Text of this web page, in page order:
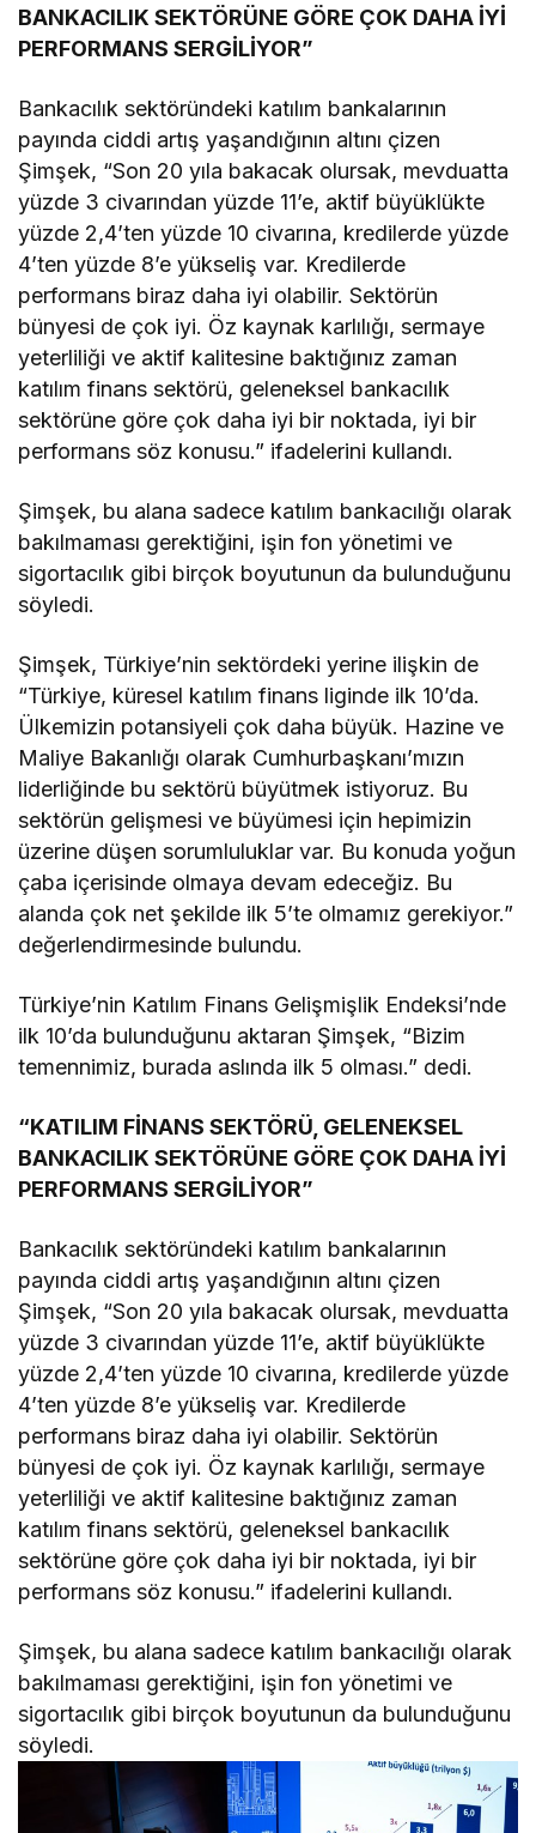
BANKACILIK SEKTÖRÜNE GÖRE ÇOK DAHA İYİ
PERFORMANS SERGİLİYOR”
Bankacılık sektöründeki katılım bankalarının
payında ciddi artış yaşandığının altını çizen
Şimşek, “Son 20 yıla bakacak olursak, mevduatta
yüzde 3 civarından yüzde 11’e, aktif büyüklükte
yüzde 2,4’ten yüzde 10 civarına, kredilerde yüzde
4’ten yüzde 8’e yükseliş var. Kredilerde
performans biraz daha iyi olabilir. Sektörün
bünyesi de çok iyi. Öz kaynak karlılığı, sermaye
yeterliliği ve aktif kalitesine baktığınız zaman
katılım finans sektörü, geleneksel bankacılık
sektörüne göre çok daha iyi bir noktada, iyi bir
performans söz konusu.” ifadelerini kullandı.
Şimşek, bu alana sadece katılım bankacılığı olarak
bakılmaması gerektiğini, işin fon yönetimi ve
sigortacılık gibi birçok boyutunun da bulunduğunu
söyledi.
Şimşek, Türkiye’nin sektördeki yerine ilişkin de
“Türkiye, küresel katılım finans liginde ilk 10’da.
Ülkemizin potansiyeli çok daha büyük. Hazine ve
Maliye Bakanlığı olarak Cumhurbaşkanı’mızın
liderliğinde bu sektörü büyütmek istiyoruz. Bu
sektörün gelişmesi ve büyümesi için hepimizin
üzerine düşen sorumluluklar var. Bu konuda yoğun
çaba içerisinde olmaya devam edeceğiz. Bu
alanda çok net şekilde ilk 5’te olmamız gerekiyor.”
değerlendirmesinde bulundu.
Türkiye’nin Katılım Finans Gelişmişlik Endeksi’nde
ilk 10’da bulunduğunu aktaran Şimşek, “Bizim
temennimiz, burada aslında ilk 5 olması.” dedi.
“KATILIM FİNANS SEKTÖRÜ, GELENEKSEL
BANKACILIK SEKTÖRÜNE GÖRE ÇOK DAHA İYİ
PERFORMANS SERGİLİYOR”
Bankacılık sektöründeki katılım bankalarının
payında ciddi artış yaşandığının altını çizen
Şimşek, “Son 20 yıla bakacak olursak, mevduatta
yüzde 3 civarından yüzde 11’e, aktif büyüklükte
yüzde 2,4’ten yüzde 10 civarına, kredilerde yüzde
4’ten yüzde 8’e yükseliş var. Kredilerde
performans biraz daha iyi olabilir. Sektörün
bünyesi de çok iyi. Öz kaynak karlılığı, sermaye
yeterliliği ve aktif kalitesine baktığınız zaman
katılım finans sektörü, geleneksel bankacılık
sektörüne göre çok daha iyi bir noktada, iyi bir
performans söz konusu.” ifadelerini kullandı.
Şimşek, bu alana sadece katılım bankacılığı olarak
bakılmaması gerektiğini, işin fon yönetimi ve
sigortacılık gibi birçok boyutunun da bulunduğunu
söyledi.